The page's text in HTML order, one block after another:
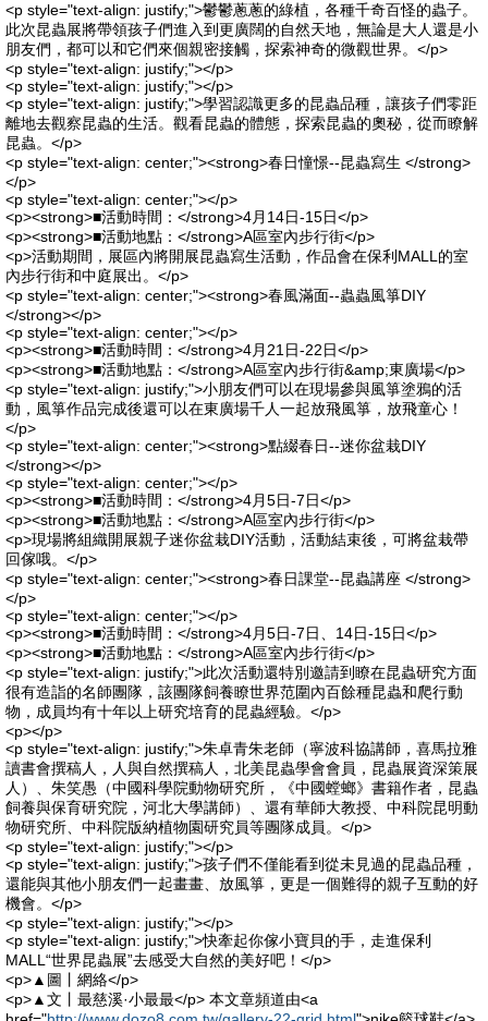
<p style="text-align: justify;">鬱鬱蔥蔥的綠植，各種千奇百怪的蟲子。
此次昆蟲展將帶領孩子們進入到更廣闊的自然天地，無論是大人還是小
朋友們，都可以和它們來個親密接觸，探索神奇的微觀世界。</p>
<p style="text-align: justify;"></p>
<p style="text-align: justify;"></p>
<p style="text-align: justify;">學習認識更多的昆蟲品種，讓孩子們零距
離地去觀察昆蟲的生活。觀看昆蟲的體態，探索昆蟲的奧秘，從而瞭解
昆蟲。</p>
<p style="text-align: center;"><strong>春日憧憬--昆蟲寫生 </strong>
</p>
<p style="text-align: center;"></p>
<p><strong>■活動時間：</strong>4月14日-15日</p>
<p><strong>■活動地點：</strong>A區室內步行街</p>
<p>活動期間，展區內將開展昆蟲寫生活動，作品會在保利MALL的室
內步行街和中庭展出。</p>
<p style="text-align: center;"><strong>春風滿面--蟲蟲風箏DIY
</strong></p>
<p style="text-align: center;"></p>
<p><strong>■活動時間：</strong>4月21日-22日</p>
<p><strong>■活動地點：</strong>A區室內步行街&amp;東廣場</p>
<p style="text-align: justify;">小朋友們可以在現場參與風箏塗鴉的活
動，風箏作品完成後還可以在東廣場千人一起放飛風箏，放飛童心！
</p>
<p style="text-align: center;"><strong>點綴春日--迷你盆栽DIY
</strong></p>
<p style="text-align: center;"></p>
<p><strong>■活動時間：</strong>4月5日-7日</p>
<p><strong>■活動地點：</strong>A區室內步行街</p>
<p>現場將組織開展親子迷你盆栽DIY活動，活動結束後，可將盆栽帶
回傢哦。</p>
<p style="text-align: center;"><strong>春日課堂--昆蟲講座 </strong>
</p>
<p style="text-align: center;"></p>
<p><strong>■活動時間：</strong>4月5日-7日、14日-15日</p>
<p><strong>■活動地點：</strong>A區室內步行街</p>
<p style="text-align: justify;">此次活動還特別邀請到瞭在昆蟲研究方面
很有造詣的名師團隊，該團隊飼養瞭世界范圍內百餘種昆蟲和爬行動
物，成員均有十年以上研究培育的昆蟲經驗。</p>
<p></p>
<p style="text-align: justify;">朱卓青朱老師（寧波科協講師，喜馬拉雅
讀書會撰稿人，人與自然撰稿人，北美昆蟲學會會員，昆蟲展資深策展
人）、朱笑愚（中國科學院動物研究所，《中國螳螂》書籍作者，昆蟲
飼養與保育研究院，河北大學講師）、還有華師大教授、中科院昆明動
物研究所、中科院版納植物園研究員等團隊成員。</p>
<p style="text-align: justify;"></p>
<p style="text-align: justify;">孩子們不僅能看到從未見過的昆蟲品種，
還能與其他小朋友們一起畫畫、放風箏，更是一個難得的親子互動的好
機會。</p>
<p style="text-align: justify;"></p>
<p style="text-align: justify;">快牽起你傢小寶貝的手，走進保利
MALL“世界昆蟲展”去感受大自然的美好吧！</p>
<p>▲圖丨網絡</p>
<p>▲文丨最慈溪·小最最</p> 本文章頻道由<a